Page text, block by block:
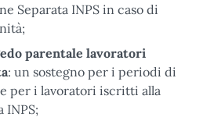
Separata INPS in caso di
parentale lavoratori
: un sostegno per i periodi di
per i lavoratori iscritti alla
INPS;